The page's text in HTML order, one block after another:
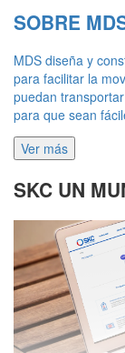
SOBRE
MDS diseña y
para facilitar la
puedan
para que sean
Ver más
SKC UN